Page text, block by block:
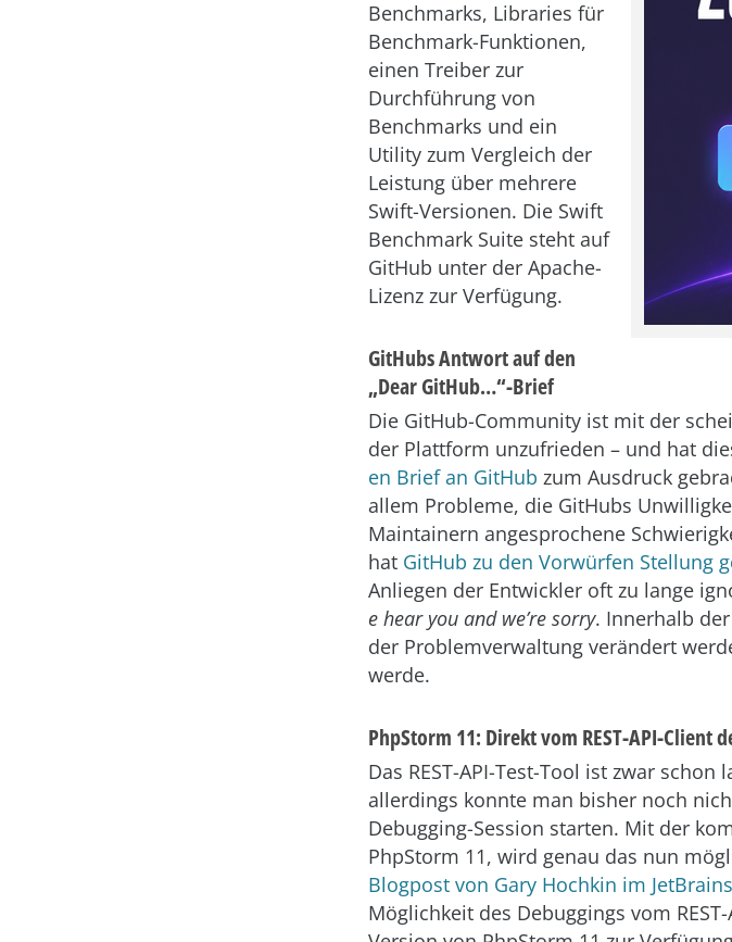
Benchmarks, Libraries für
Benchmark-Funktionen,
einen Treiber zur
Durchführung von
Benchmarks und ein
Utility zum Vergleich der
Leistung über mehrere
Swift-Versionen. Die Swift
Benchmark Suite steht auf
GitHub unter der Apache-
Lizenz zur Verfügung.
GitHubs Antwort auf den
„Dear GitHub…“-Brief
Die GitHub-Community ist mit der
der Plattform unzufrieden – und hat
en Brief an GitHub zum Ausdruck
allem Probleme, die GitHubs
Maintainern angesprochene
hat GitHub zu den Vorwürfen Stellung
Anliegen der Entwickler oft zu lange
e hear you and we’re sorry. Innerhalb
der Problemverwaltung verändert
werde.
PhpStorm 11: Direkt vom REST-API-Client
Das REST-API-Test-Tool ist zwar
allerdings konnte man bisher noch
Debugging-Session starten. Mit der
PhpStorm 11, wird genau das nun
Blogpost von Gary Hochkin im
Möglichkeit des Debuggings vom